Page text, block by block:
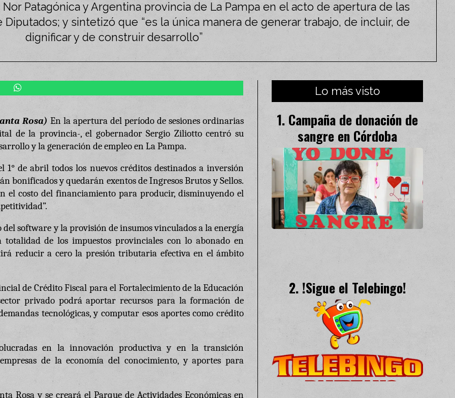
Patagónica y Argentina provincia de La Pampa en el acto de apertura de las
y sintetizó que “es la única manera de generar trabajo, de incluir, de
dignificar y de construir desarrollo”
Rosa) En la apertura del período de sesiones ordinarias
de la provincia-, el gobernador Sergio Ziliotto centró su
y la generación de empleo en La Pampa.
de abril todos los nuevos créditos destinados a inversión
bonificados y quedarán exentos de Ingresos Brutos y Sellos.
el costo del financiamiento para producir, disminuyendo el
software y la provisión de insumos vinculados a la energía
de los impuestos provinciales con lo abonado en
reducir a cero la presión tributaria efectiva en el ámbito
de Crédito Fiscal para el Fortalecimiento de la Educación
privado podrá aportar recursos para la formación de
tecnológicas, y computar esos aportes como crédito
en la innovación productiva y en la transición
de la economía del conocimiento, y aportes para
Rosa y se creará el Parque de Actividades Económicas en
Lo más visto
Campaña de donación de
sangre en Córdoba
!Sigue el Telebingo!